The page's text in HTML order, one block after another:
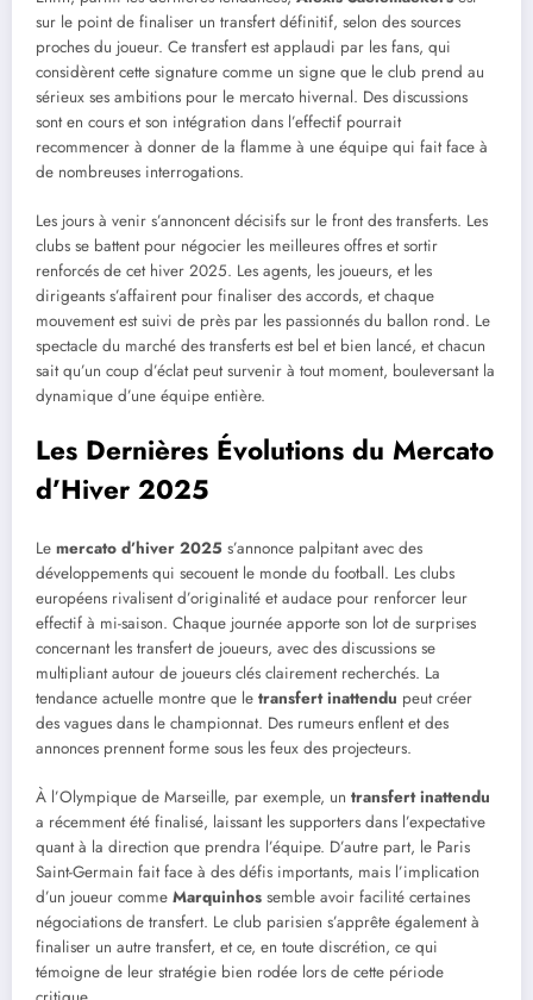
sur le point de finaliser un transfert définitif, selon des sources
proches du joueur. Ce transfert est applaudi par les fans, qui
considèrent cette signature comme un signe que le club prend au
sérieux ses ambitions pour le mercato hivernal. Des discussions
sont en cours et son intégration dans l’effectif pourrait
recommencer à donner de la flamme à une équipe qui fait face à
de nombreuses interrogations.
Les jours à venir s’annoncent décisifs sur le front des transferts. Les
clubs se battent pour négocier les meilleures offres et sortir
renforcés de cet hiver 2025. Les agents, les joueurs, et les
dirigeants s’affairent pour finaliser des accords, et chaque
mouvement est suivi de près par les passionnés du ballon rond. Le
spectacle du marché des transferts est bel et bien lancé, et chacun
sait qu’un coup d’éclat peut survenir à tout moment, bouleversant la
dynamique d’une équipe entière.
Les Dernières Évolutions du Mercato
d’Hiver 2025
Le mercato d’hiver 2025 s’annonce palpitant avec des
développements qui secouent le monde du football. Les clubs
européens rivalisent d’originalité et audace pour renforcer leur
effectif à mi-saison. Chaque journée apporte son lot de surprises
concernant les transfert de joueurs, avec des discussions se
multipliant autour de joueurs clés clairement recherchés. La
tendance actuelle montre que le transfert inattendu peut créer
des vagues dans le championnat. Des rumeurs enflent et des
annonces prennent forme sous les feux des projecteurs.
À l’Olympique de Marseille, par exemple, un transfert inattendu
a récemment été finalisé, laissant les supporters dans l’expectative
quant à la direction que prendra l’équipe. D’autre part, le Paris
Saint-Germain fait face à des défis importants, mais l’implication
d’un joueur comme Marquinhos semble avoir facilité certaines
négociations de transfert. Le club parisien s’apprête également à
finaliser un autre transfert, et ce, en toute discrétion, ce qui
témoigne de leur stratégie bien rodée lors de cette période